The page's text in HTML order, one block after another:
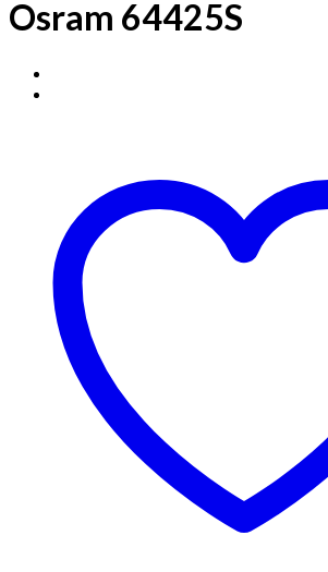
Osram 64425S